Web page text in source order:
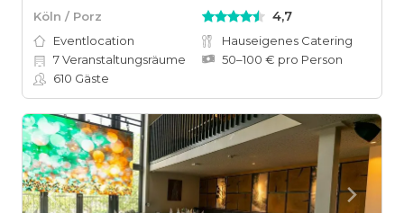
Köln / Porz 4,7
Eventlocation
Hauseigenes Catering
7Veranstaltungsräume
50–100 € pro Person
610 Gäste